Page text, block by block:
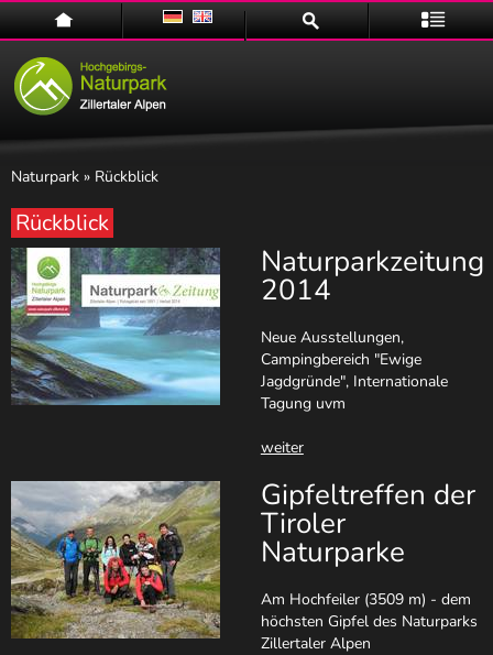
Home
Naturpark
Naturpark » Rückblick
Rückblick
Naturparkzeitung
2014
Neue Ausstellungen,
Campingbereich "Ewige
Jagdgründe", Internationale
Tagung uvm
weiter
Gipfeltreffen der
Tiroler
Naturparke
Am Hochfeiler (3509 m) - dem
höchsten Gipfel des Naturparks
Zillertaler Alpen